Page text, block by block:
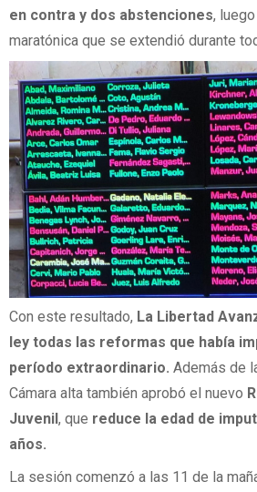
en contra y dos abstenciones,
maratónica que se extendió durante
Con este resultado, La Libertad
ley todas las reformas que había
período extraordinario. Además de
Cámara alta también aprobó el nuevo
Juvenil , que reduce la edad de
años.
La sesión comenzó a las 11 de la